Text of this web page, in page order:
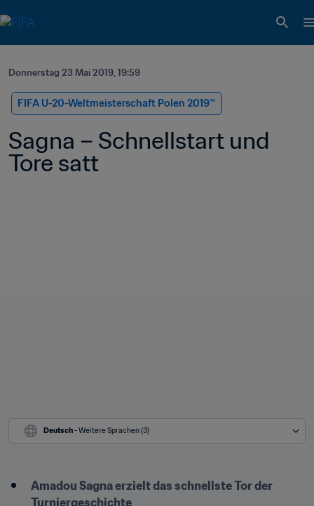
Donnerstag 23 Mai 2019, 19:59
FIFA U-20-Weltmeisterschaft Polen 2019™
Sagna – Schnellstart und
Tore satt
Deutsch - Weitere Sprachen (3)
Amadou Sagna erzielt das schnellste Tor der
Turniergeschichte